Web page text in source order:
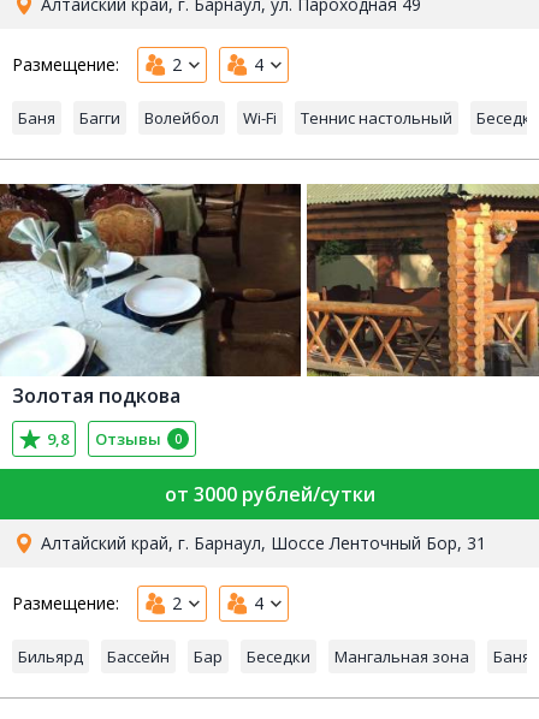
Размещение: 2 4
Баня Багги Волейбол Wi-Fi Теннис настольный Беседки
Золотая подкова
9,8 Отзывы 0
от 3000 рублей/сутки
Алтайский край, г. Барнаул, Шоссе Ленточный Бор, 31
Размещение: 2 4
Бильярд Бассейн Бар Беседки Мангальная зона Баня